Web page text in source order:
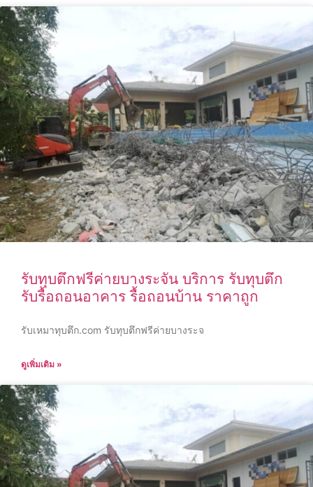
รับทุบตึกฟรีค่ายบางระจัน บริการ รับทุบตึก
รับรื้อถอนอาคาร รื้อถอนบ้าน ราคาถูก
รับเหมาทุบตึก.com รับทุบตึกฟรีค่ายบางระจ
ดูเพิ่มเติม »